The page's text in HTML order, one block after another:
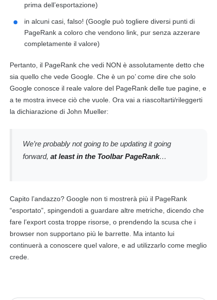
prima dell’esportazione)
in alcuni casi, falso! (Google può togliere diversi punti di
PageRank a coloro che vendono link, pur senza azzerare
completamente il valore)
Pertanto, il PageRank che vedi NON è assolutamente detto che
sia quello che vede Google. Che è un po’ come dire che solo
Google conosce il reale valore del PageRank delle tue pagine, e
a te mostra invece ciò che vuole. Ora vai a riascoltarti/rileggerti
la dichiarazione di John Mueller:
We’re probably not going to be updating it going
forward, at least in the Toolbar PageRank…
Capito l’andazzo? Google non ti mostrerà più il PageRank
“esportato”, spingendoti a guardare altre metriche, dicendo che
fare l’export costa troppe risorse, o prendendo la scusa che i
browser non supportano più le barrette. Ma intanto lui
continuerà a conoscere quel valore, e ad utilizzarlo come meglio
crede.